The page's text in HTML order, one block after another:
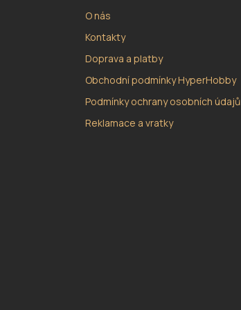
O nás
Kontakty
Doprava a platby
Obchodní podmínky HyperHobby
Podmínky ochrany osobních údajů
Reklamace a vratky